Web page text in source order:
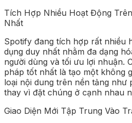
Tích Hợp Nhiều Hoạt Động
Nhất
Spotify đang tích hợp rất nhiều
dụng duy nhất nhằm đa dạng
người dùng và tối ưu lợi nhuận.
pháp tốt nhất là tạo một không
loại nội dung trên nền tảng như
thay vì đặt chúng ở cạnh nhau
Giao Diện Mới Tập Trung Vào